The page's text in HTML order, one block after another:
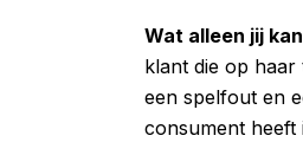
Wat alleen jij
klant die op
een spelfout en
consument heeft